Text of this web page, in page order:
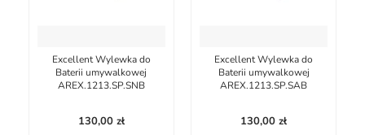
Excellent Wylewka do
Baterii umywalkowej
AREX.1213.SP.SNB
130,00 zł
Excellent Wylewka do
Baterii umywalkowej
AREX.1213.SP.SAB
130,00 zł